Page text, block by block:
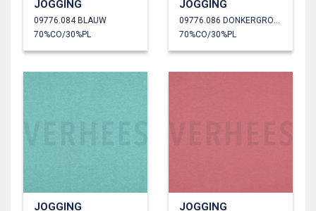
JOGGING
09776.084 BLAUW
70%CO/30%PL
JOGGING
09776.086 DONKERGROEN
70%CO/30%PL
JOGGING JOGGING